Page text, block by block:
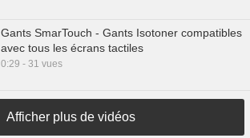
Gants SmarTouch - Gants Isotoner compatibles
avec tous les écrans tactiles
0:29 - 31 vues
Afficher plus de vidéos